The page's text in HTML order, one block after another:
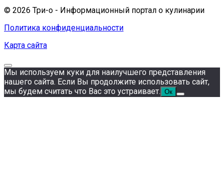
© 2026 Три-о - Информационный портал о кулинарии
Политика конфиденциальности
Карта сайта
Мы используем куки для наилучшего представления
нашего сайта. Если Вы продолжите использовать сайт,
мы будем считать что Вас это устраивает. Ок